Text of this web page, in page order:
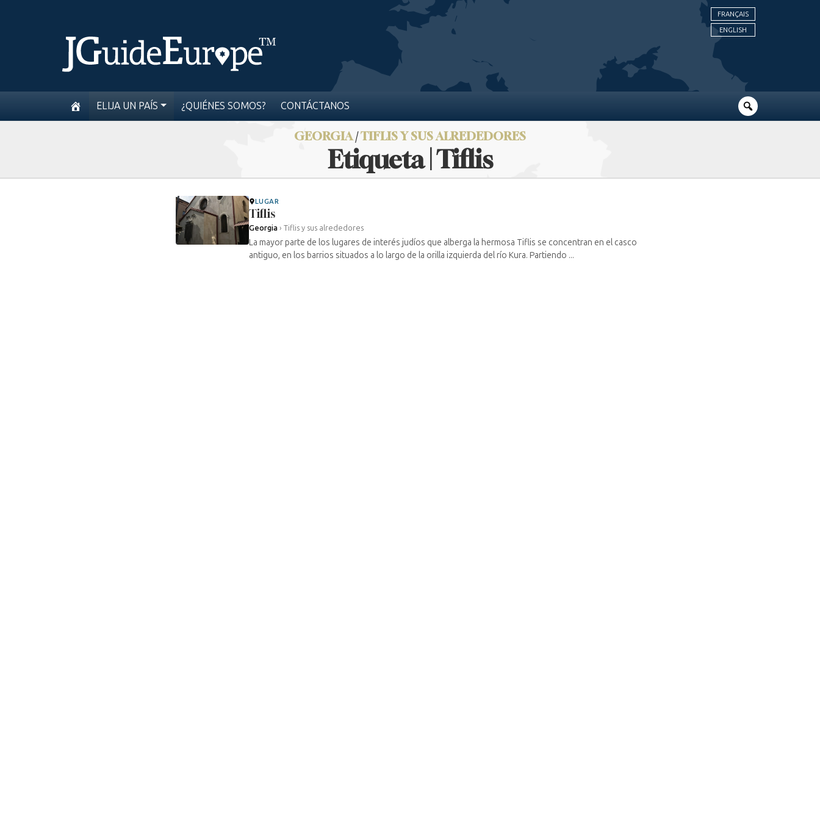
FRANÇAIS
ENGLISH
ELIJA UN PAÍS ¿QUIÉNES SOMOS? CONTÁCTANOS
GEORGIA/TIFLIS Y SUS ALREDEDORES
Etiqueta | Tiflis
LUGAR
Tiflis
Georgia › Tiflis y sus alrededores
La mayor parte de los lugares de interés judíos que alberga la hermosa Tiflis se concentran en el casco
antiguo, en los barrios situados a lo largo de la orilla izquierda del río Kura. Partiendo ...